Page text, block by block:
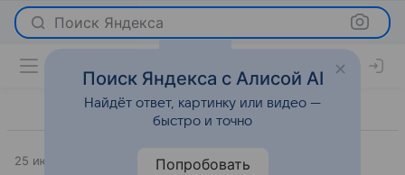
Поиск Яндекса
25 июня 2025 Светская жизнь
Поиск Яндекса с Алисой AI
Найдёт ответ, картинку или видео —
быстро и точно
Попробовать